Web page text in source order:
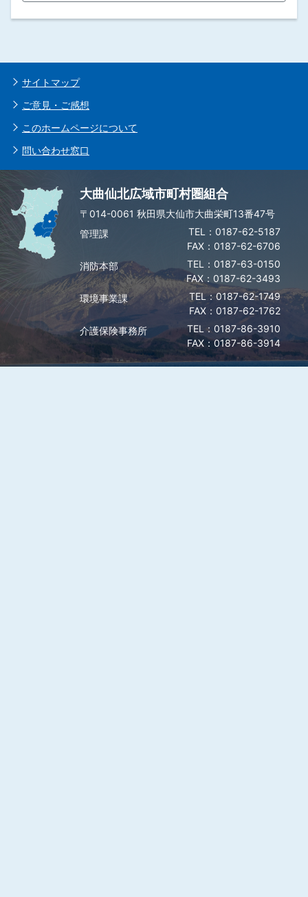
サイトマップ
ご意見・ご感想
このホームページについて
問い合わせ窓口
大曲仙北広域市町村圏組合
〒014-0061 秋田県大仙市大曲栄町13番47号
管理課
0187-62-5187
FAX：0187-62-6706
消防本部
0187-63-0150
FAX：0187-62-3493
環境事業課
0187-62-1749
FAX：0187-62-1762
介護保険事務所
0187-86-3910
FAX：0187-86-3914